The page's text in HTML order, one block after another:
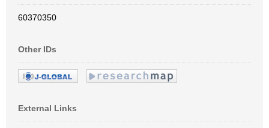
60370350
Other IDs
External Links